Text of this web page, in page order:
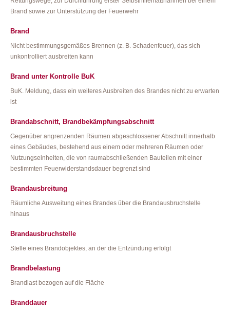
Brand sowie zur Unterstützung der Feuerwehr
Brand
Nicht bestimmungsgemäßes Brennen (z. B. Schadenfeuer), das sich
unkontrolliert ausbreiten kann
Brand unter Kontrolle BuK
BuK. Meldung, dass ein weiteres Ausbreiten des Brandes nicht zu erwarten
ist
Brandabschnitt, Brandbekämpfungsabschnitt
Gegenüber angrenzenden Räumen abgeschlossener Abschnitt innerhalb
eines Gebäudes, bestehend aus einem oder mehreren Räumen oder
Nutzungseinheiten, die von raumabschließenden Bauteilen mit einer
bestimmten Feuerwiderstandsdauer begrenzt sind
Brandausbreitung
Räumliche Ausweitung eines Brandes über die Brandausbruchstelle
hinaus
Brandausbruchstelle
Stelle eines Brandobjektes, an der die Entzündung erfolgt
Brandbelastung
Brandlast bezogen auf die Fläche
Branddauer